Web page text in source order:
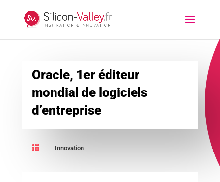
Oracle, 1er éditeur
mondial de logiciels
d’entreprise
 Innovation